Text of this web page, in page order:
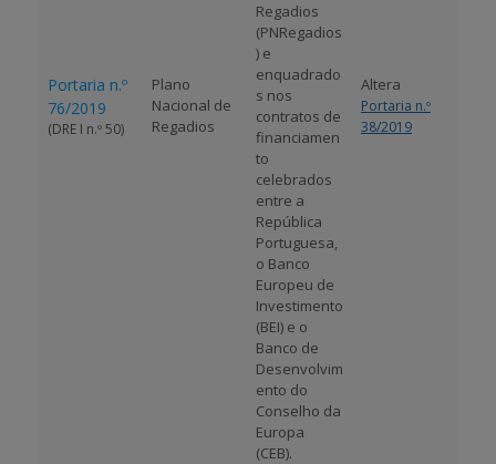
Portaria n.º
76/2019
(DRE I n.º 50)
Plano
Nacional de
Regadios
Regadios
(PNRegadios
) e
enquadrado
s nos
contratos de
financiamen
to
celebrados
entre a
República
Portuguesa,
o Banco
Europeu de
Investimento
(BEI) e o
Banco de
Desenvolvim
ento do
Conselho da
Europa
(CEB).
Altera
Portaria n.º
38/2019